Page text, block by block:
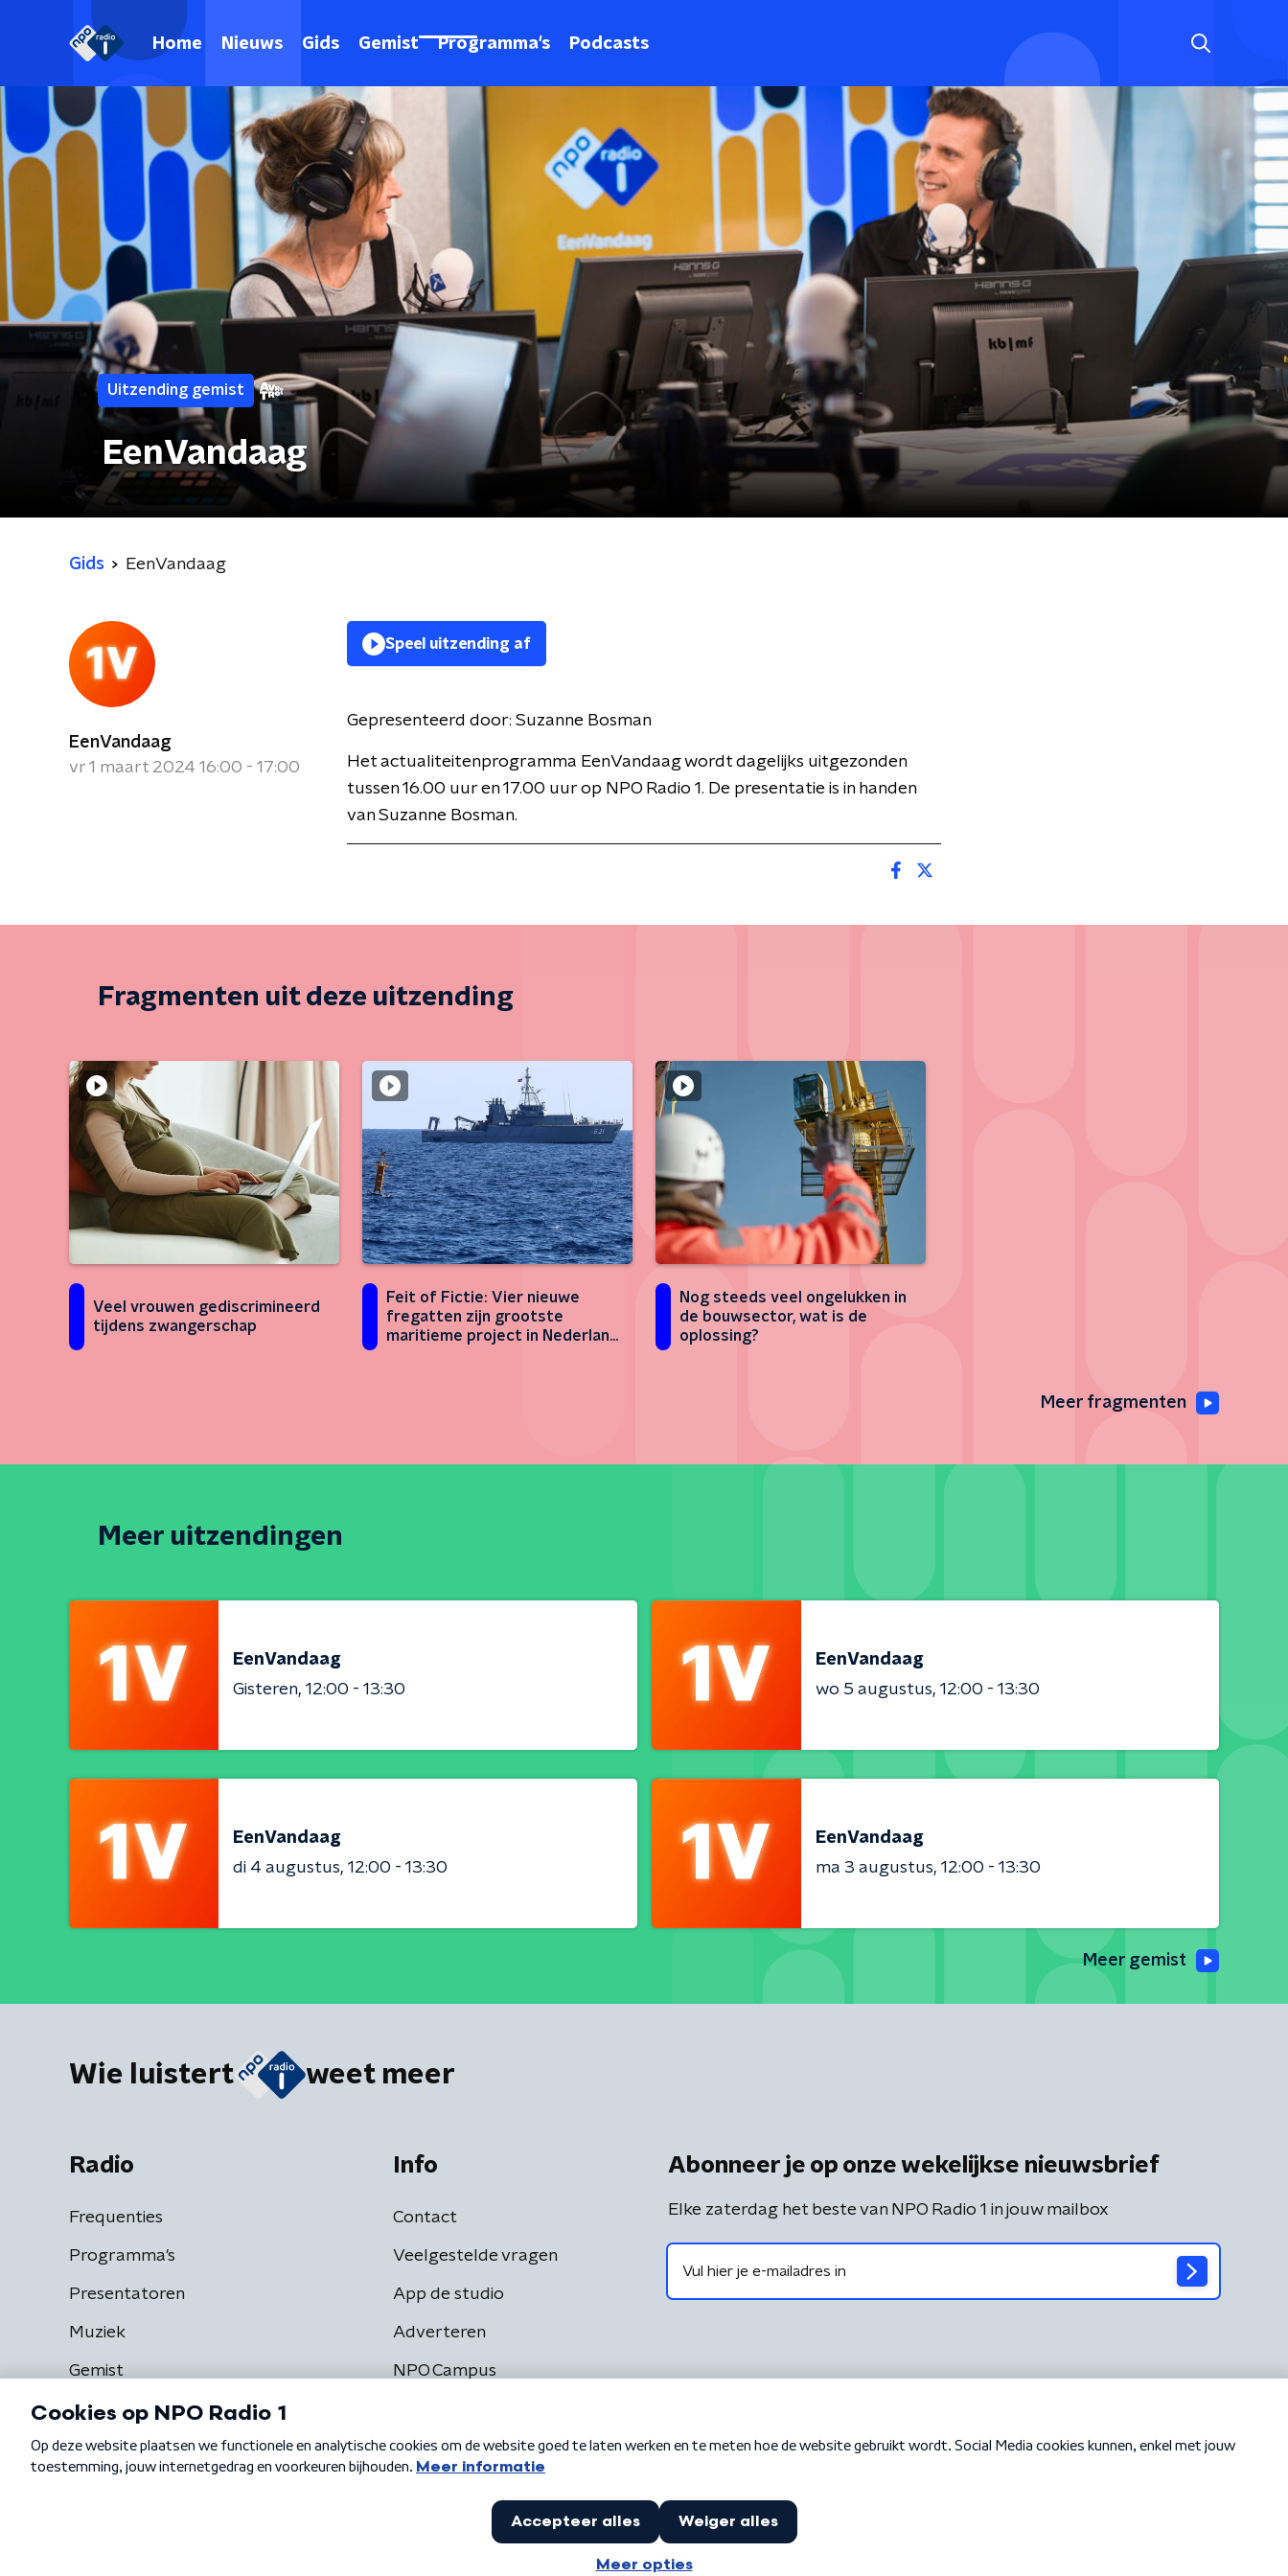
Home Nieuws Gids Gemist Programma's Podcasts
Uitzending gemist
EenVandaag
Gids EenVandaag
EenVandaag
vr 1 maart 2024 16:00 - 17:00
Speel uitzending af
Gepresenteerd door: Suzanne Bosman
Het actualiteitenprogramma EenVandaag wordt dagelijks uitgezonden
tussen 16.00 uur en 17.00 uur op NPO Radio 1. De presentatie is in handen
van Suzanne Bosman.
Fragmenten uit deze uitzending
Veel vrouwen gediscrimineerd
tijdens zwangerschap
Feit of Fictie: Vier nieuwe
fregatten zijn grootste
maritieme project in Nederland
Nog steeds veel ongelukken in
de bouwsector, wat is de
oplossing?
Meer fragmenten
Meer uitzendingen
EenVandaag
Gisteren 12:00 - 13:30
EenVandaag
wo 5 augustus 12:00 - 13:30
EenVandaag
di 4 augustus 12:00 - 13:30
EenVandaag
ma 3 augustus 12:00 - 13:30
Meer gemist
Wie luistert weet meer
Radio
Frequenties
Programma's
Presentatoren
Muziek
Gemist
Info
Contact
Veelgestelde vragen
App de studio
Adverteren
NPO Campus
Abonneer je op onze wekelijkse nieuwsbrief
Elke zaterdag het beste van NPO Radio 1 in jouw mailbox
Algemene voorwaarden Privacybeleid